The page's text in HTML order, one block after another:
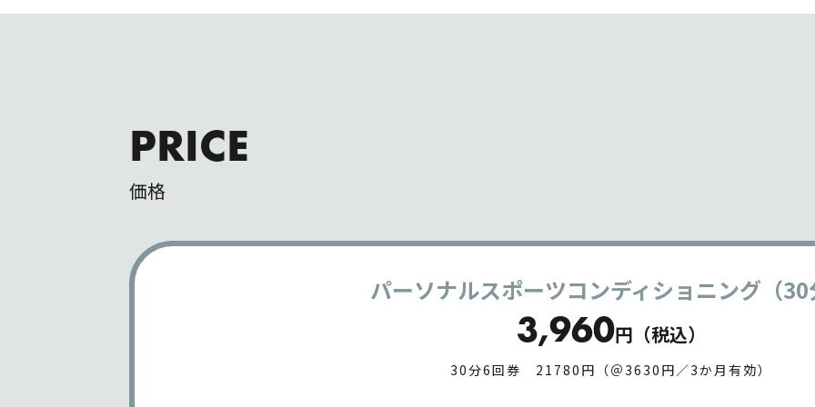
PRICE
価格
パーソナルスポーツコンディショニング（
3,960円（税込）
30分6回券 21780円（＠3630円／3か月有効）